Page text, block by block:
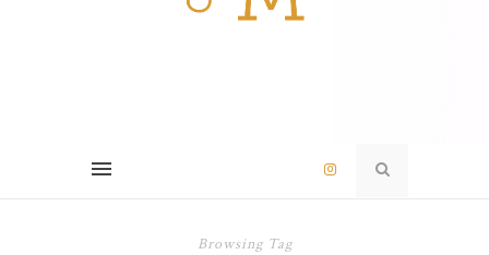
Browsing Tag